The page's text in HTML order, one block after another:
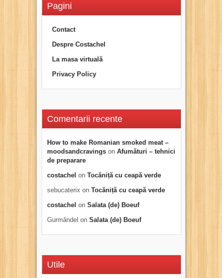
Pagini
Contact
Despre Costachel
La masa virtuală
Privacy Policy
Comentarii recente
How to make Romanian smoked meat –
moodsandcravings on Afumături – tehnici
de preparare
costachel on Tocăniță cu ceapă verde
sebucaterix on Tocăniță cu ceapă verde
costachel on Salata (de) Boeuf
Gurmăndel on Salata (de) Boeuf
Utile